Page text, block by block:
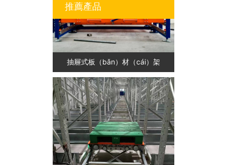
推薦產品
抽屜式板（bǎn）材（cái）架